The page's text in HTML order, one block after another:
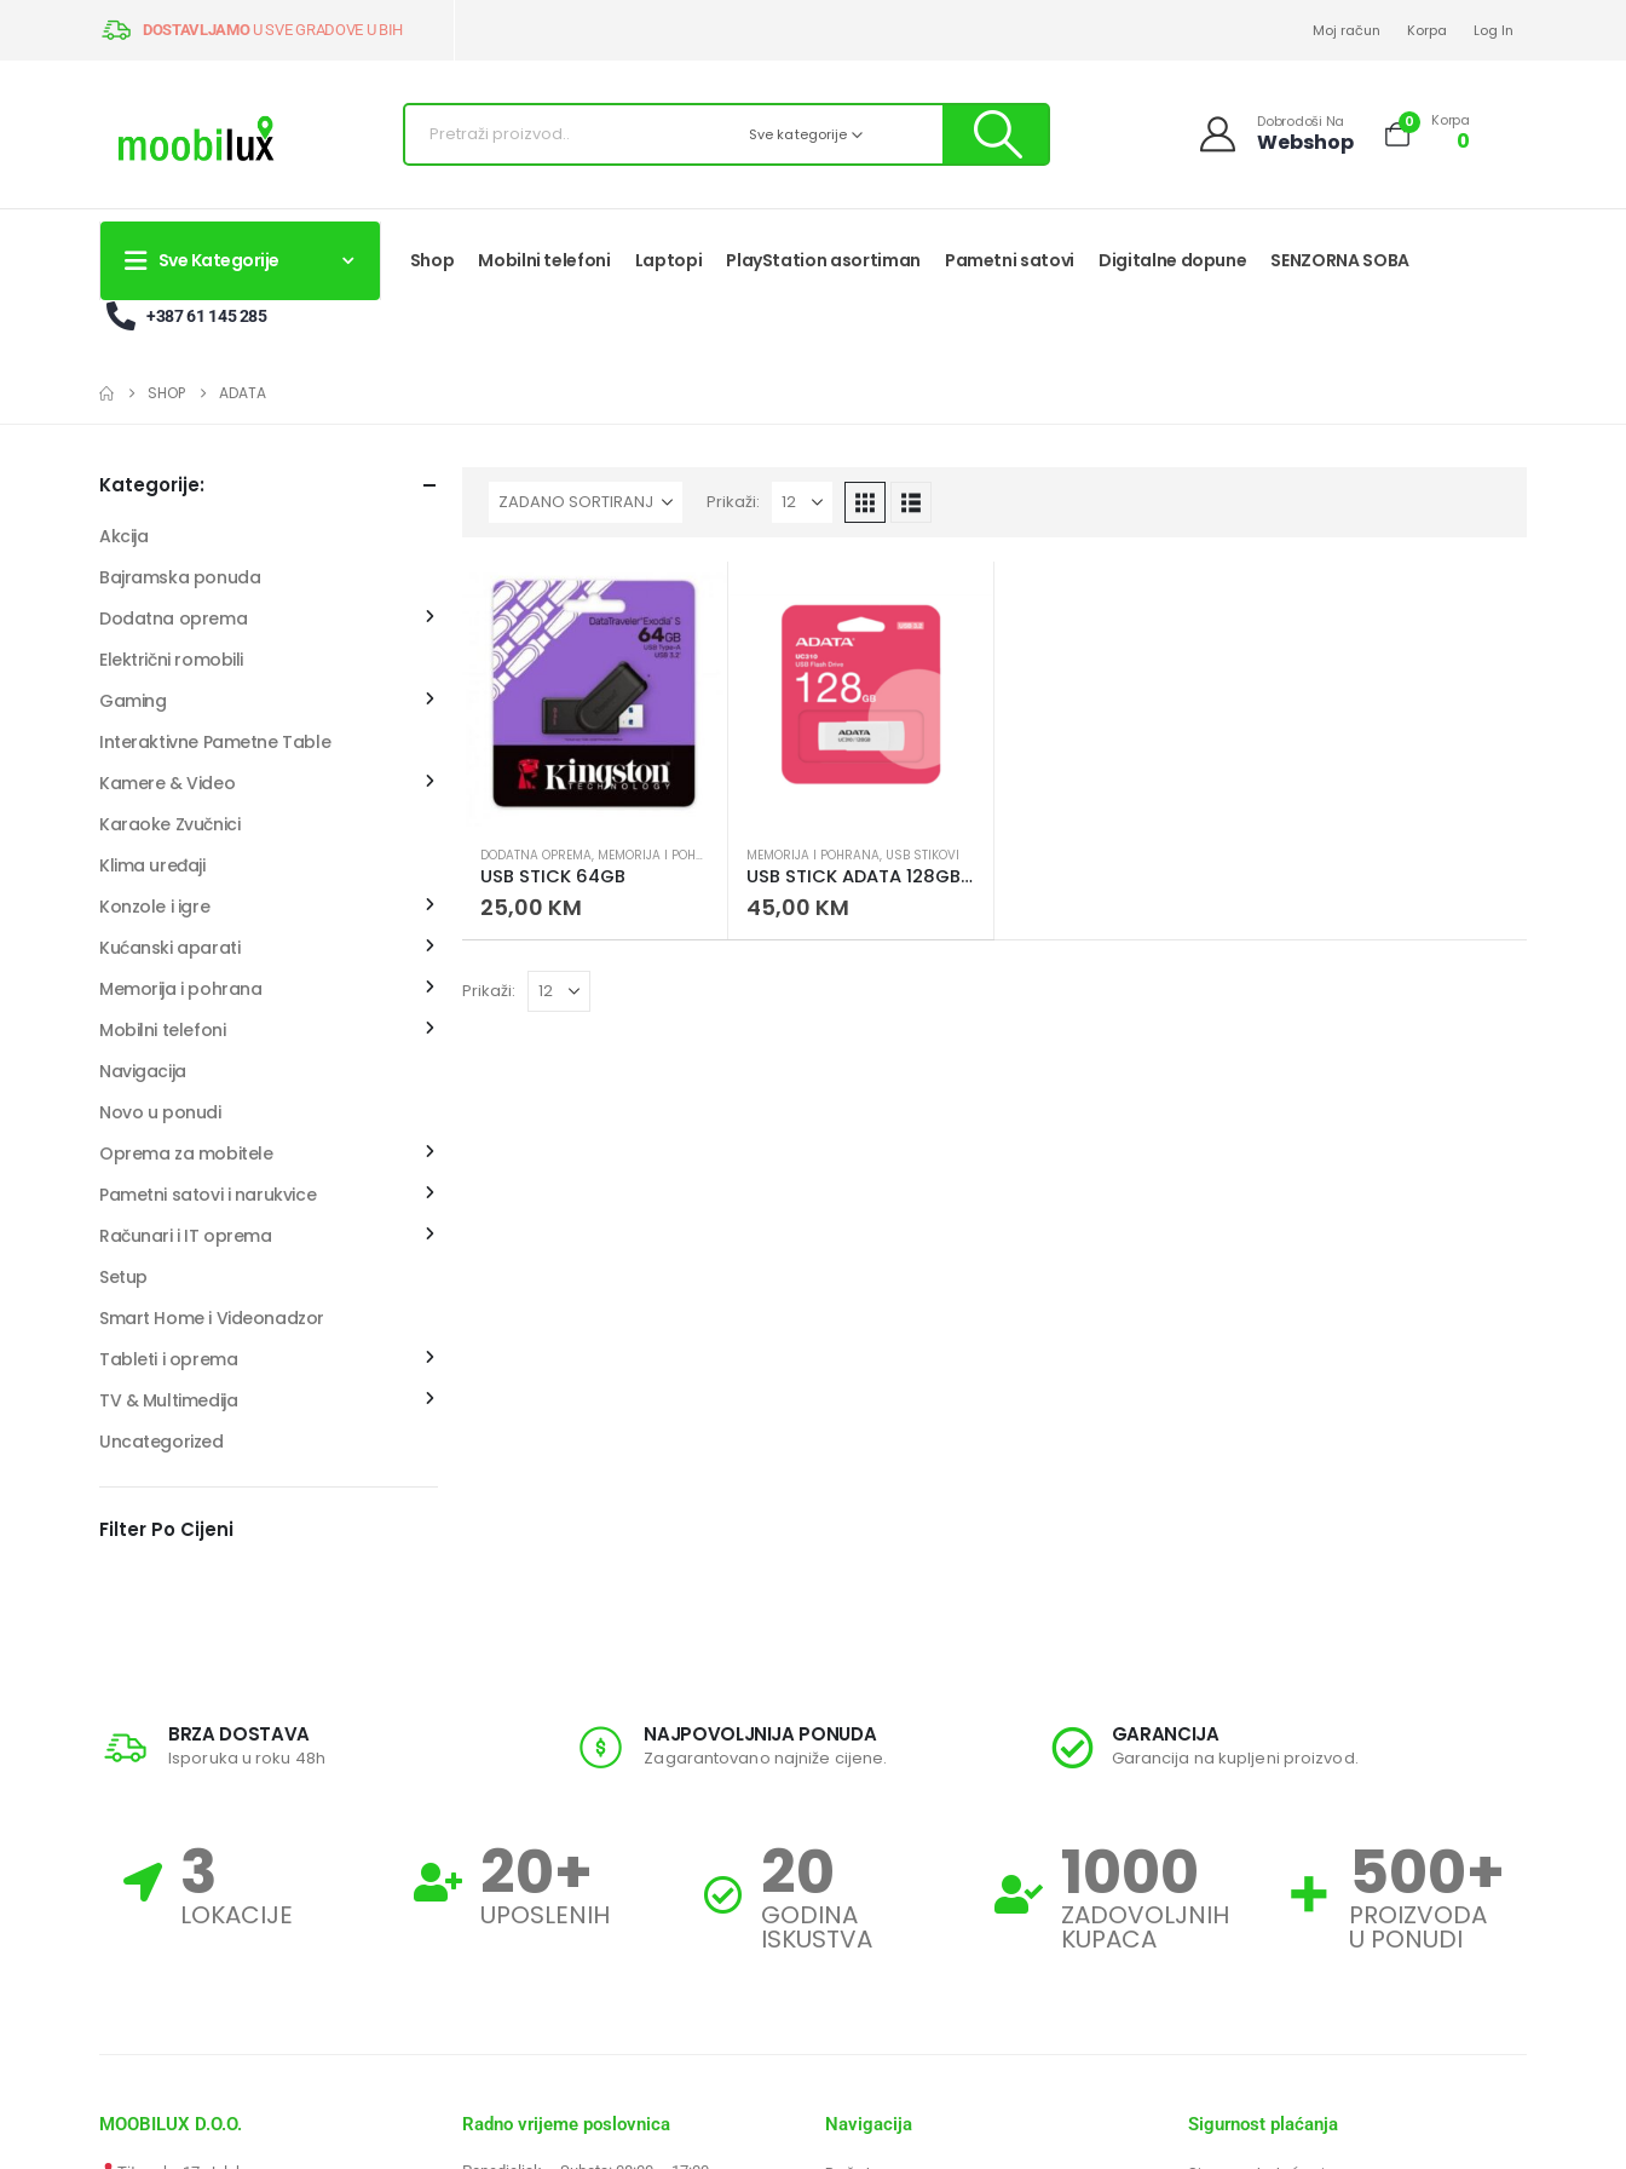
DOSTAVLJAMOU SVE GRADOVE U BIH Moj račun Korpa Log In
Sve kategorije
Dobrodoši Na
Webshop
0 Korpa
0
Sve Kategorije Shop Mobilni telefoni Laptopi PlayStation asortiman Pametni satovi Digitalne dopune SENZORNA SOBA
+387 61 145 285
SHOP ADATA
Prikaži:
DODATNA OPREMA, MEMORIJA I POHRANA USB STIKOVI
USB STICK 64GB
25,00 KM
MEMORIJA I POHRANA, USB STIKOVI
USB STICK ADATA 128GB USB 3.0 Flash Drive
45,00 KM
Prikaži:
Kategorije:
Akcija
Bajramska ponuda
Dodatna oprema
Električni romobili
Gaming
Interaktivne Pametne Table
Kamere & Video
Karaoke Zvučnici
Klima uređaji
Konzole i igre
Kućanski aparati
Memorija i pohrana
Mobilni telefoni
Navigacija
Novo u ponudi
Oprema za mobitele
Pametni satovi i narukvice
Računari i IT oprema
Setup
Smart Home i Videonadzor
Tableti i oprema
TV & Multimedija
Uncategorized
Filter Po Cijeni
BRZA DOSTAVA
Isporuka u roku 48h
NAJPOVOLJNIJA PONUDA
Zagarantovano najniže cijene.
GARANCIJA
Garancija na kupljeni proizvod.
3
LOKACIJE 20+
UPOSLENIH 20
GODINA
ISKUSTVA
1000
ZADOVOLJNIH
KUPACA
500+
PROIZVODA
U PONUDI
MOOBILUX D.O.O. Radno vrijeme poslovnica Navigacija Sigurnost plaćanja